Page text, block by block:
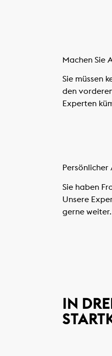
Machen Sie
Sie müssen
den
Experten
Sie haben
Unsere
gerne
IN